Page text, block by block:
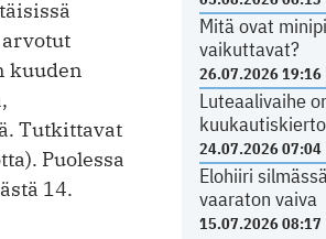
Mitä ovat
vaikuttavat?
26.07.2026 19:16
Luteaalivaihe
24.07.2026 07:04
Elohiiri
vaaraton vaiva
15.07.2026 08:17
kuuden
Tutkittavat
Puolessa
14.